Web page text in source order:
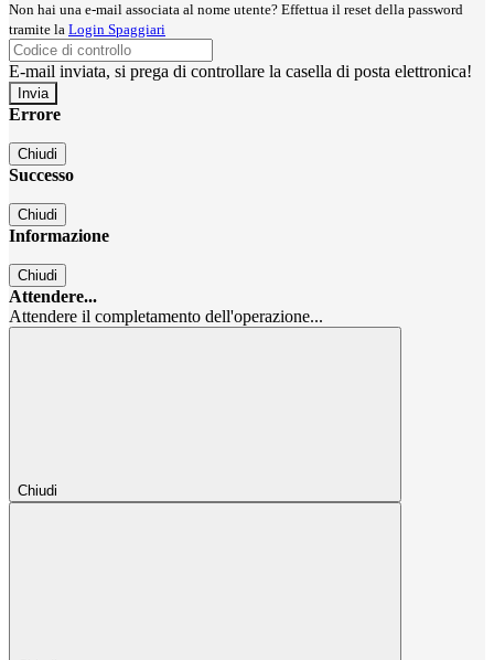
Non hai una e-mail associata al nome utente? Effettua il reset della password
tramite la Login Spaggiari
E-mail inviata, si prega di controllare la casella di posta elettronica!
Errore
Chiudi
Successo
Chiudi
Informazione
Chiudi
Attendere...
Attendere il completamento dell'operazione...
Chiudi